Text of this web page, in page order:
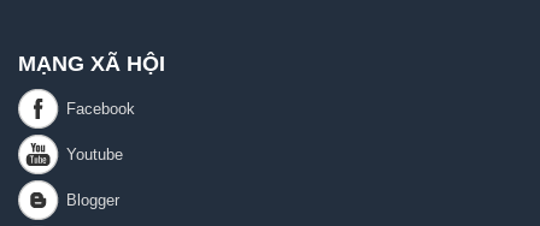
MẠNG XÃ HỘI